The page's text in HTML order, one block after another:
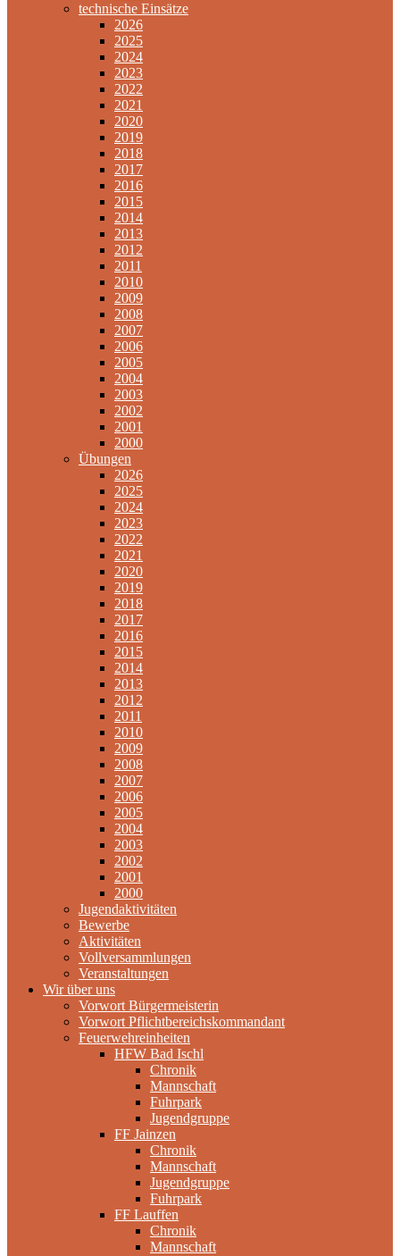
technische Einsätze
2026
2025
2024
2023
2022
2021
2020
2019
2018
2017
2016
2015
2014
2013
2012
2011
2010
2009
2008
2007
2006
2005
2004
2003
2002
2001
2000
Übungen
2026
2025
2024
2023
2022
2021
2020
2019
2018
2017
2016
2015
2014
2013
2012
2011
2010
2009
2008
2007
2006
2005
2004
2003
2002
2001
2000
Jugendaktivitäten
Bewerbe
Aktivitäten
Vollversammlungen
Veranstaltungen
Wir über uns
Vorwort Bürgermeisterin
Vorwort Pflichtbereichskommandant
Feuerwehreinheiten
HFW Bad Ischl
Chronik
Mannschaft
Fuhrpark
Jugendgruppe
FF Jainzen
Chronik
Mannschaft
Jugendgruppe
Fuhrpark
FF Lauffen
Chronik
Mannschaft